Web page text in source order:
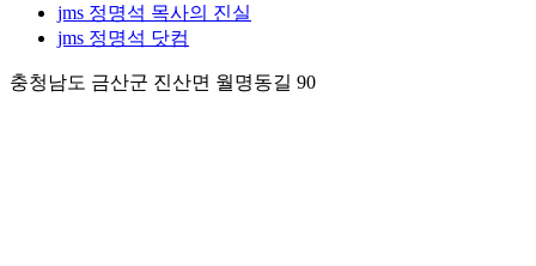
jms 정명석 목사의 진실
jms 정명석 닷컴
충청남도 금산군 진산면 월명동길 90